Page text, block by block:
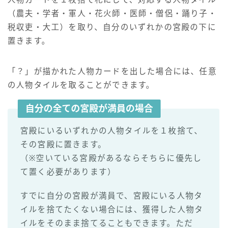
（農夫・学者・軍人・花火師・医師・僧侶・踊り子・
税収吏・大工）を取り、自分のいずれかの宮殿の下に
置きます。
「？」が描かれた人物カードを出した場合には、任意
の人物タイルを取ることができます。
自分の全ての宮殿が満員の場合
宮殿にいるいずれかの人物タイルを１枚捨て、
その宮殿に置きます。
（※空いている宮殿があるならそちらに優先し
て置く必要があります）
すでに自分の宮殿が満員で、宮殿にいる人物タ
イルを捨てたくない場合には、獲得した人物タ
イルをそのまま捨てることもできます。ただ